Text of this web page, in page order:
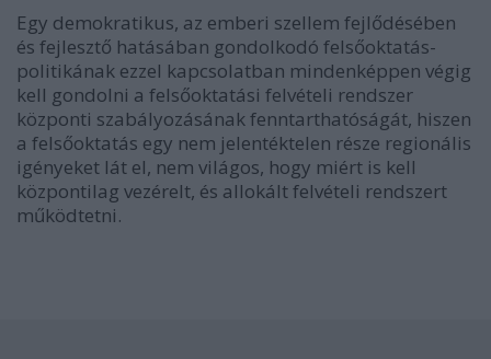
Egy demokratikus, az emberi szellem fejlődésében
és fejlesztő hatásában gondolkodó felsőoktatás-
politikának ezzel kapcsolatban mindenképpen végig
kell gondolni a felsőoktatási felvételi rendszer
központi szabályozásának fenntarthatóságát, hiszen
a felsőoktatás egy nem jelentéktelen része regionális
igényeket lát el, nem világos, hogy miért is kell
központilag vezérelt, és allokált felvételi rendszert
működtetni.